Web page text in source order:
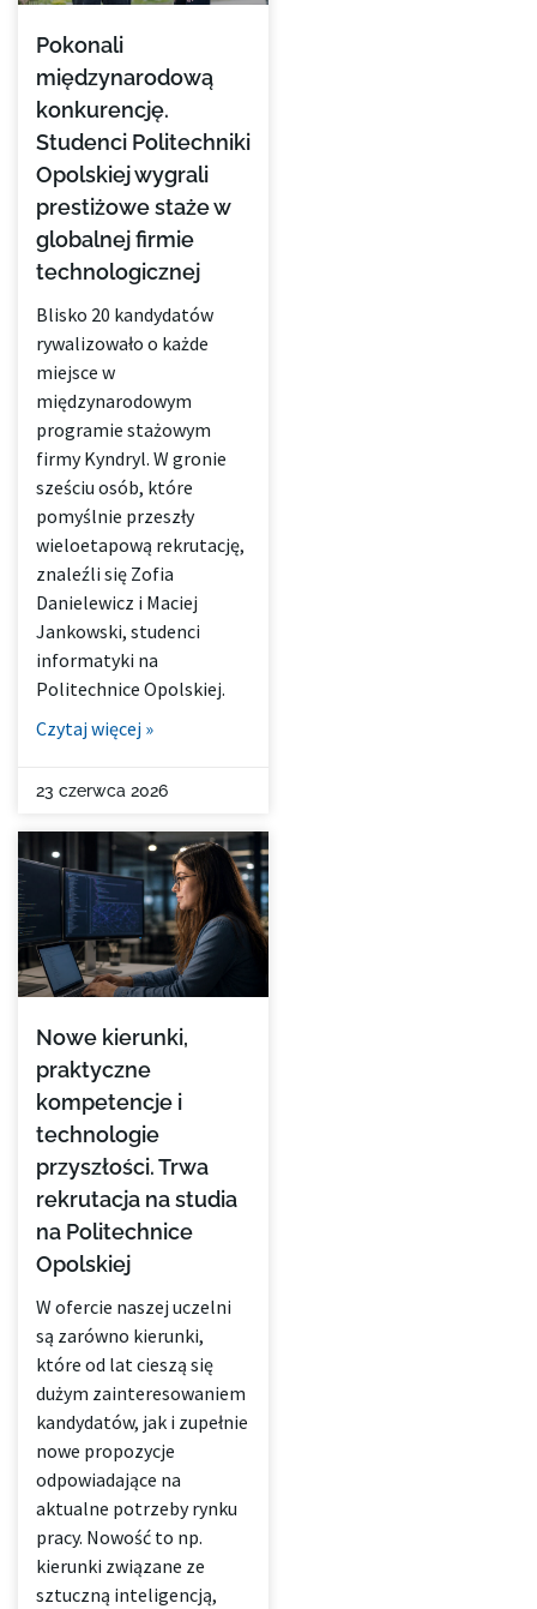
Pokonali
międzynarodową
konkurencję.
Studenci Politechniki
Opolskiej wygrali
prestiżowe staże w
globalnej firmie
technologicznej
Blisko 20 kandydatów
rywalizowało o każde
miejsce w
międzynarodowym
programie stażowym
firmy Kyndryl. W gronie
sześciu osób, które
pomyślnie przeszły
wieloetapową rekrutację,
znaleźli się Zofia
Danielewicz i Maciej
Jankowski, studenci
informatyki na
Politechnice Opolskiej.
Czytaj więcej »
23 czerwca 2026
Nowe kierunki,
praktyczne
kompetencje i
technologie
przyszłości. Trwa
rekrutacja na studia
na Politechnice
Opolskiej
W ofercie naszej uczelni
są zarówno kierunki,
które od lat cieszą się
dużym zainteresowaniem
kandydatów, jak i zupełnie
nowe propozycje
odpowiadające na
aktualne potrzeby rynku
pracy. Nowość to np.
kierunki związane ze
sztuczną inteligencją,